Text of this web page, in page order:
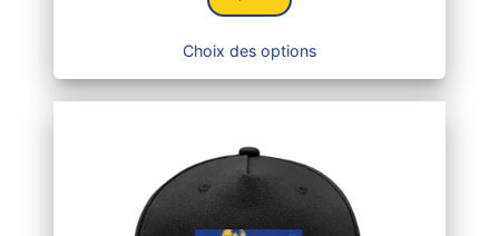
Choix des options